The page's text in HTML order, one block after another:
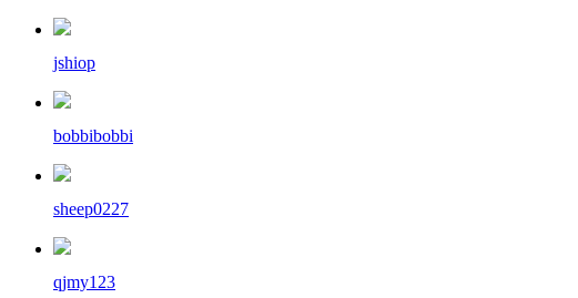
jshiop
bobbibobbi
sheep0227
qjmy123